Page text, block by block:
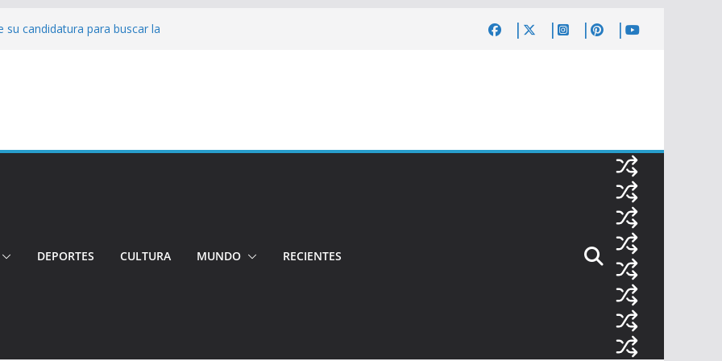
su candidatura para buscar la
Investigan crimen de un hombre en el
e incidentes marcaron la
DEPORTES CULTURA MUNDO RECIENTES